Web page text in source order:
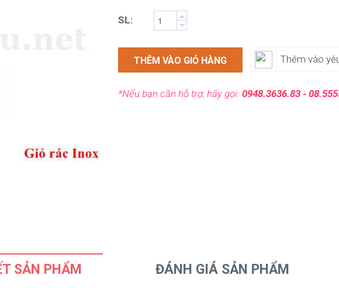
SL:
THÊM VÀO GIỎ HÀNG Thêm vào
*Nếu bạn cần hỗ trợ, hãy gọi: 0948.3636.83 -
SẢN PHẨM ĐÁNH GIÁ SẢN PHẨM